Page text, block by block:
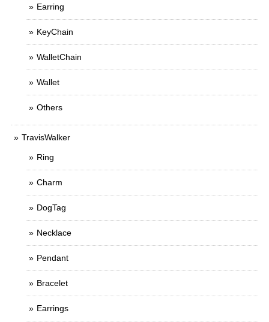
Earring
KeyChain
WalletChain
Wallet
Others
TravisWalker
Ring
Charm
DogTag
Necklace
Pendant
Bracelet
Earrings